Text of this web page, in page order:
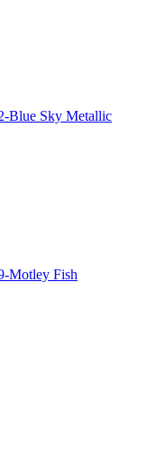
Blue Sky Metallic
Motley Fish